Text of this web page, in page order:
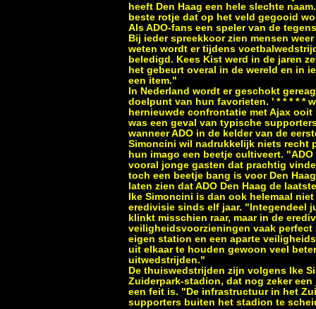
heeft Den Haag een hele slechte
beste rotje dat op het veld gegooid
Als ADO-fans een speler van de
Bij ieder spreekkoor zien mensen
weten wordt er tijdens
beledigd. Kees Kist werd in de jaren
het gebeurt overal in de wereld en in
een item."
In Nederland wordt er geschokt
doelpunt van hun favorieten. ' * * * * *
hernieuwde confrontatie met Ajax
was een geval van typische
wanneer ADO in de kelder van de
Simoncini wil nadrukkelijk niets recht
hun imago een beetje cultiveert.
vooral jonge gasten dat prachtig
toch een beetje bang is voor Den
laten zien dat ADO Den Haag de
Ike Simoncini is dan ook helemaal
eredivisie sinds elf jaar. "Integendeel
klinkt misschien raar, maar in de
veiligheidsvoorzieningen vaak perfect
eigen station en een aparte
uit elkaar te houden gewoon veel
uitwedstrijden."
De thuiswedstrijden zijn volgens Ike
Zuiderpark-stadion, dat nog zeker
een feit is. "De infrastructuur in het
supporters buiten het stadion te